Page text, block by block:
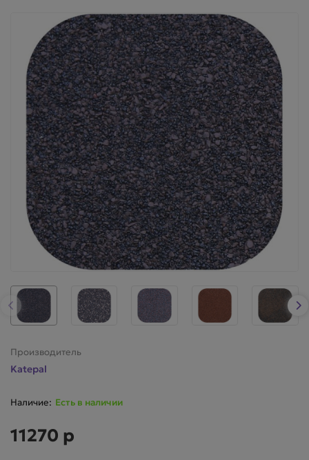
Производитель
Katepal
Есть в наличии
11270 р